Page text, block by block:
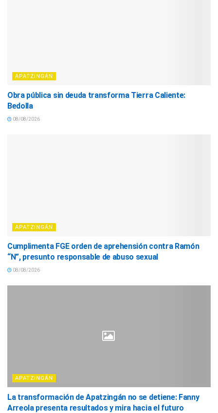
APATZINGÁN
Obra pública sin deuda transforma Tierra Caliente:
Bedolla
08/08/2026
APATZINGÁN
Cumplimenta FGE orden de aprehensión contra Ramón
“N”, presunto responsable de abuso sexual
08/08/2026
APATZINGÁN
La transformación de Apatzingán no se detiene: Fanny
Arreola presenta resultados y mira hacia el futuro